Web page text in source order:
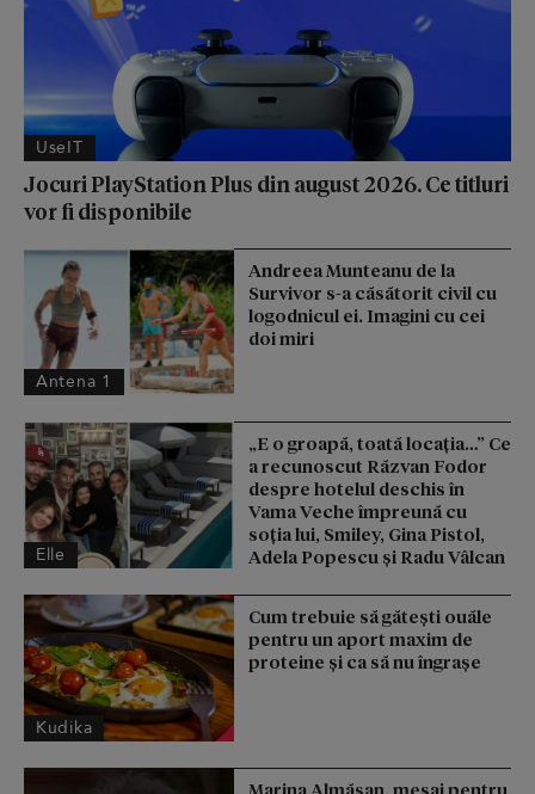
UseIT
Jocuri PlayStation Plus din august 2026. Ce titluri
vor fi disponibile
Antena 1
Andreea Munteanu de la
Survivor s-a căsătorit civil cu
logodnicul ei. Imagini cu cei
doi miri
Elle
„E o groapă, toată locația…” Ce
a recunoscut Răzvan Fodor
despre hotelul deschis în
Vama Veche împreună cu
soția lui, Smiley, Gina Pistol,
Adela Popescu și Radu Vâlcan
Kudika
Cum trebuie să gătești ouăle
pentru un aport maxim de
proteine și ca să nu îngrașe